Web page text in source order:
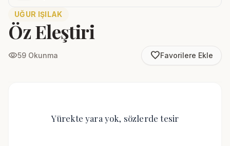
UĞUR IŞILAK
Öz Eleştiri
visibility59 Okunma favorite_borderFavorilere Ekle
Yürekte yara yok, sözlerde tesir